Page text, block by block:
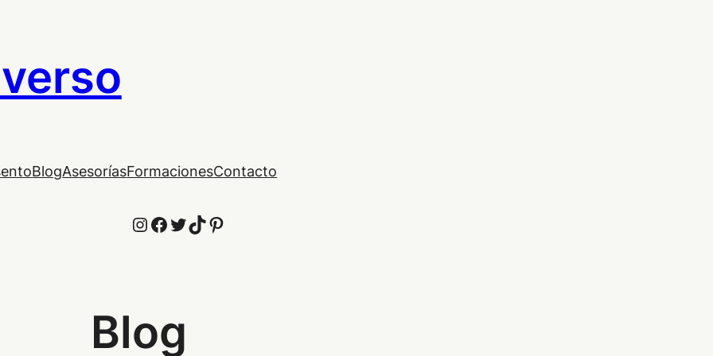
BlogAsesoríasFormacionesContacto
Instagram
Facebook
Twitter
TikTok
Pinterest
Blog